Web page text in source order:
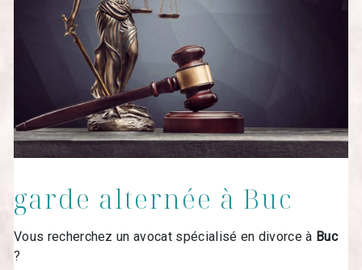
garde alternée à Buc
Vous recherchez un avocat spécialisé en divorce à Buc
?